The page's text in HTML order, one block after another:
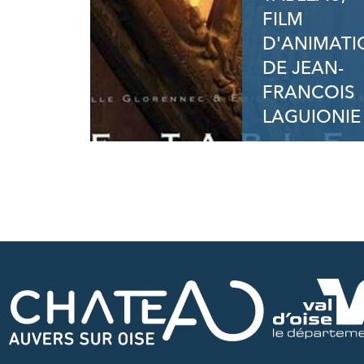
FILM
DE JEAN-
FRANCOIS
LAGUIONIE